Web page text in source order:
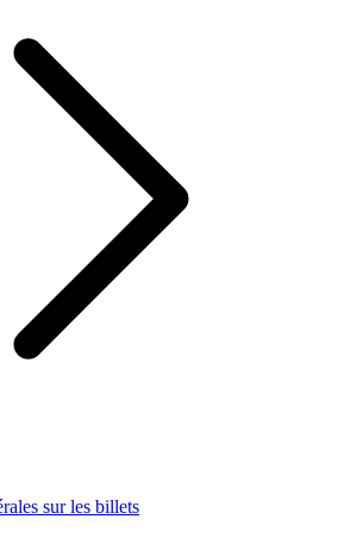
sur les billets